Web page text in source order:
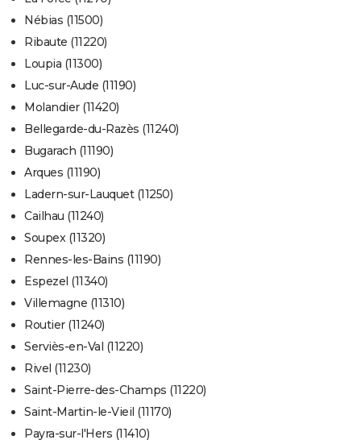
Nébias (11500)
Ribaute (11220)
Loupia (11300)
Luc-sur-Aude (11190)
Molandier (11420)
Bellegarde-du-Razès (11240)
Bugarach (11190)
Arques (11190)
Ladern-sur-Lauquet (11250)
Cailhau (11240)
Soupex (11320)
Rennes-les-Bains (11190)
Espezel (11340)
Villemagne (11310)
Routier (11240)
Serviès-en-Val (11220)
Rivel (11230)
Saint-Pierre-des-Champs (11220)
Saint-Martin-le-Vieil (11170)
Payra-sur-l'Hers (11410)